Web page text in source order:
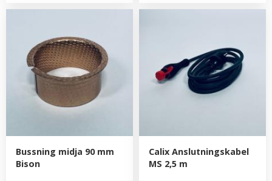
Bussning midja 90 mm
Bison
Calix Anslutningskabel
MS 2,5 m